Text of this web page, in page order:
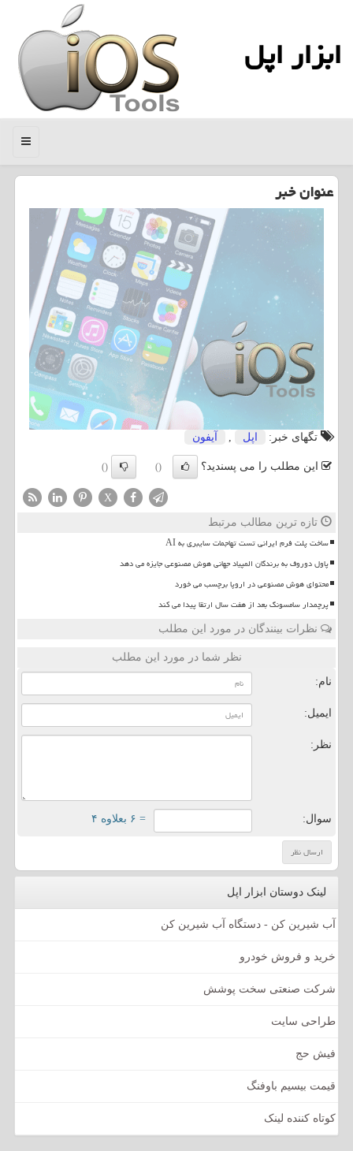
ابزار اپل
منو
عنوان خبر
تگهای خبر: اپل آیفون
این مطلب را می پسندید؟ ()
()
X
تازه ترین مطالب مرتبط
ساخت پلت فرم ایرانی تست تهاجمات سایبری به AI
پاول دوروف به برندگان المپیاد جهانی هوش مصنوعی جایزه می دهد
محتوای هوش مصنوعی در اروپا برچسب می خورد
پرچمدار سامسونگ بعد از هفت سال ارتقا پیدا می کند
نظرات بینندگان در مورد این مطلب
نظر شما در مورد این مطلب
نام:
ایمیل:
نظر:
سوال: = ۶ بعلاوه ۴
لینک دوستان ابزار اپل
آب شیرین کن - دستگاه آب شیرین کن
خرید و فروش خودرو
شرکت صنعتی سخت پوشش
طراحی سایت
فیش حج
قیمت بیسیم باوفنگ
کوتاه کننده لینک